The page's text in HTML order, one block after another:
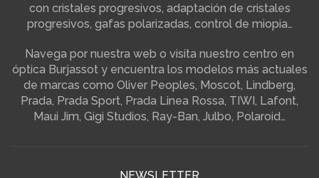
con cristales progresivos, adaptación de cristales
progresivos, gafas polarizadas, control de miopia…
Navega por nuestra web o visita nuestro centro en
óptica Burjassot y encuentra los modelos más actuales
de marcas como Oliver Peoples, Moscot, Lindberg,
Prada, Prada Sport, Prada Linea Rossa, TIWI, Lafont,
Maui Jim, Gigi Studios, Ray-Ban, Julbo, Polaroid…